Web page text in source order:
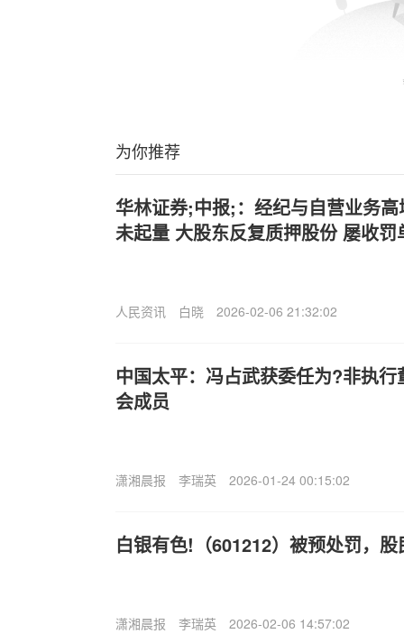
为你推荐
华林证券;中报;：经纪与自营业务
未起量 大股东反复质押股份 屡收
人民资讯 白晓 2026-02-06 21:32:02
中国太平：冯占武获委任为?非执
会成员
潇湘晨报 李瑞英 2026-01-24 00:15:02
白银有色!（601212）被预处罚，
潇湘晨报 李瑞英 2026-02-06 14:57:02